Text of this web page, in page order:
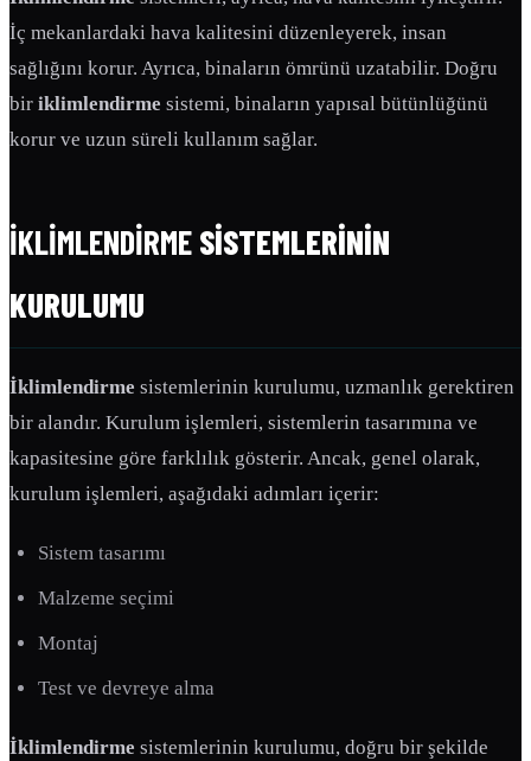
İç mekanlardaki hava kalitesini düzenleyerek, insan
sağlığını korur. Ayrıca, binaların ömrünü uzatabilir. Doğru
bir iklimlendirme sistemi, binaların yapısal bütünlüğünü
korur ve uzun süreli kullanım sağlar.
İKLIMLENDIRME SISTEMLERININ
KURULUMU
İklimlendirme sistemlerinin kurulumu, uzmanlık gerektiren
bir alandır. Kurulum işlemleri, sistemlerin tasarımına ve
kapasitesine göre farklılık gösterir. Ancak, genel olarak,
kurulum işlemleri, aşağıdaki adımları içerir:
Sistem tasarımı
Malzeme seçimi
Montaj
Test ve devreye alma
İklimlendirme sistemlerinin kurulumu, doğru bir şekilde